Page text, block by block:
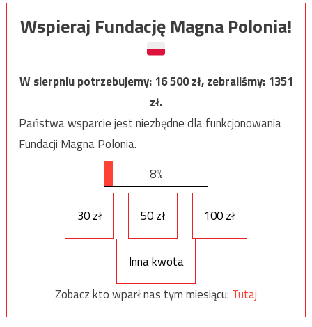
Wspieraj Fundację Magna Polonia!
W sierpniu potrzebujemy:16 500zł, zebraliśmy:1351
zł.
Państwa wsparcie jest niezbędne dla funkcjonowania
Fundacji Magna Polonia.
8%
30 zł 50 zł 100 zł
Inna kwota
Zobacz kto wparł nas tym miesiącu: Tutaj